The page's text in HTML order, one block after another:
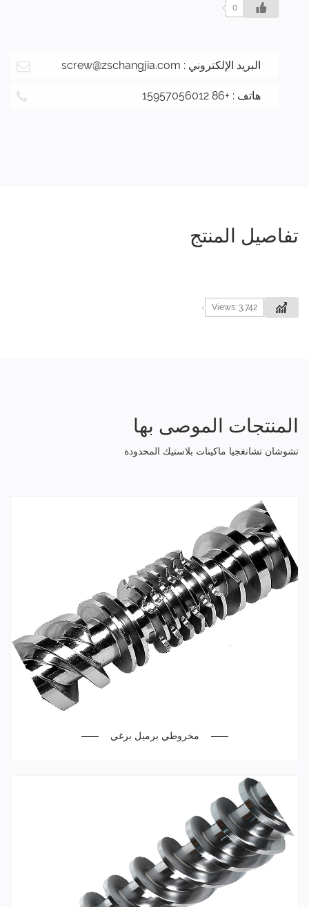
0
البريد الإلكتروني : screw@zschangjia.com
هاتف : +86 15957056012
تفاصيل المنتج
Views: 3,742
المنتجات الموصى بها
تشوشان تشانغجيا ماكينات بلاستيك المحدودة
مخروطي برميل برغي